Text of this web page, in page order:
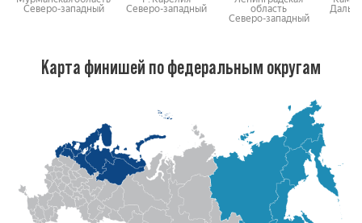
Северо-западный
Северо-западный
область
Северо-западный
Карта финишей по федеральным округам